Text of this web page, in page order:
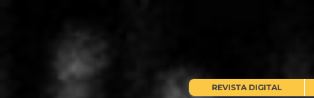
REVISTA DIGITAL